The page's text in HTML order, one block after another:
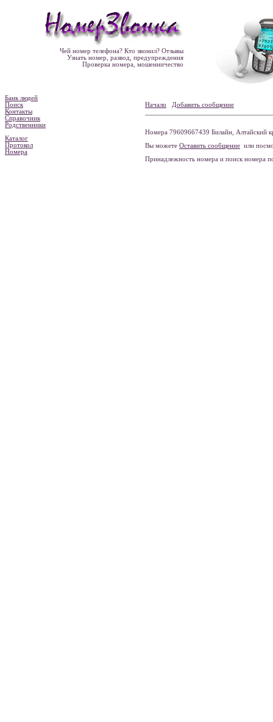
Чей номер телефона? Кто звонил? Отзывы
Узнать номер, развод, предупреждения
Проверка номера, мошенничество
Банк людей
Поиск
Контакты
Справочник
Родственники
Каталог
Протокол
Номера
Начало Добавить сообщение
Номера 79609667439 Билайн, Алтайский
Вы можете Оставить сообщение или
Принадлежность номера и поиск номера